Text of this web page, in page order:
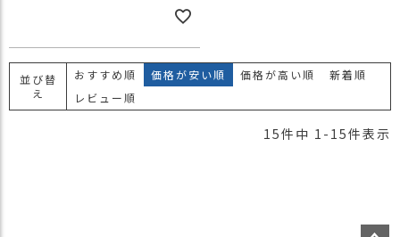
並び替
え
おすすめ順 価格が安い順 価格が高い順
新着順
レビュー順
15件中 1 - 15件表示